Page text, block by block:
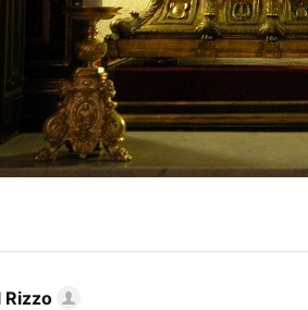
Rizzo